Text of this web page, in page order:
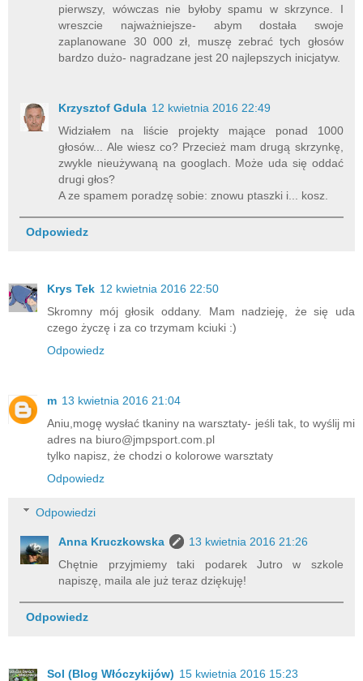
pierwszy, wówczas nie byłoby spamu w skrzynce. I
wreszcie najważniejsze- abym dostała swoje
zaplanowane 30 000 zł, muszę zebrać tych głosów
bardzo dużo- nagradzane jest 20 najlepszych inicjatyw.
Krzysztof Gdula 12 kwietnia 2016 22:49
Widziałem na liście projekty mające ponad 1000
głosów... Ale wiesz co? Przecież mam drugą skrzynkę,
zwykle nieużywaną na googlach. Może uda się oddać
drugi głos?
A ze spamem poradzę sobie: znowu ptaszki i... kosz.
Odpowiedz
Krys Tek 12 kwietnia 2016 22:50
Skromny mój głosik oddany. Mam nadzieję, że się uda
czego życzę i za co trzymam kciuki :)
Odpowiedz
m 13 kwietnia 2016 21:04
Aniu,mogę wysłać tkaniny na warsztaty- jeśli tak, to wyślij mi
adres na biuro@jmpsport.com.pl
tylko napisz, że chodzi o kolorowe warsztaty
Odpowiedz
Odpowiedzi
Anna Kruczkowska
13 kwietnia 2016 21:26
Chętnie przyjmiemy taki podarek Jutro w szkole
napiszę, maila ale już teraz dziękuję!
Odpowiedz
Sol (Blog Włóczykijów) 15 kwietnia 2016 15:23